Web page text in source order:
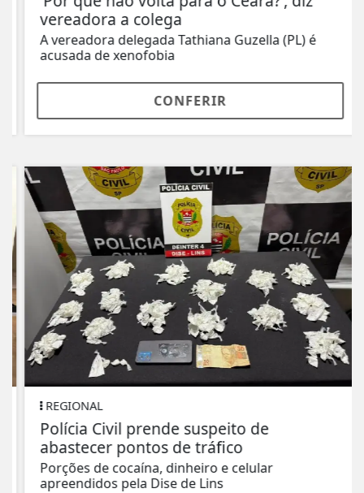
vereadora a colega
A vereadora delegada Tathiana Guzella (PL) é
acusada de xenofobia
CONFERIR
REGIONAL
Polícia Civil prende suspeito de
abastecer pontos de tráfico
Porções de cocaína, dinheiro e celular
apreendidos pela Dise de Lins